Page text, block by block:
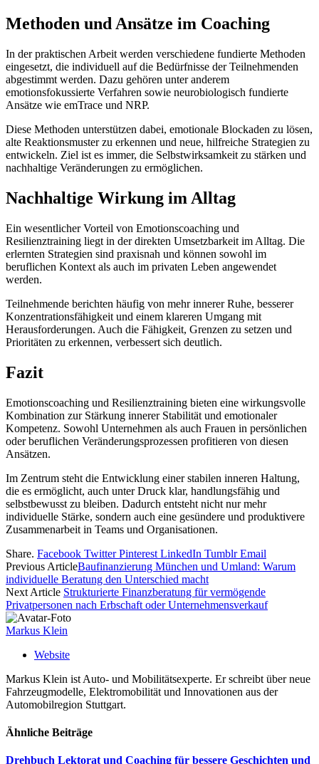
Methoden und Ansätze im Coaching
In der praktischen Arbeit werden verschiedene fundierte Methoden
eingesetzt, die individuell auf die Bedürfnisse der Teilnehmenden
abgestimmt werden. Dazu gehören unter anderem
emotionsfokussierte Verfahren sowie neurobiologisch fundierte
Ansätze wie emTrace und NRP.
Diese Methoden unterstützen dabei, emotionale Blockaden zu lösen,
alte Reaktionsmuster zu erkennen und neue, hilfreiche Strategien zu
entwickeln. Ziel ist es immer, die Selbstwirksamkeit zu stärken und
nachhaltige Veränderungen zu ermöglichen.
Nachhaltige Wirkung im Alltag
Ein wesentlicher Vorteil von Emotionscoaching und
Resilienztraining liegt in der direkten Umsetzbarkeit im Alltag. Die
erlernten Strategien sind praxisnah und können sowohl im
beruflichen Kontext als auch im privaten Leben angewendet
werden.
Teilnehmende berichten häufig von mehr innerer Ruhe, besserer
Konzentrationsfähigkeit und einem klareren Umgang mit
Herausforderungen. Auch die Fähigkeit, Grenzen zu setzen und
Prioritäten zu erkennen, verbessert sich deutlich.
Fazit
Emotionscoaching und Resilienztraining bieten eine wirkungsvolle
Kombination zur Stärkung innerer Stabilität und emotionaler
Kompetenz. Sowohl Unternehmen als auch Frauen in persönlichen
oder beruflichen Veränderungsprozessen profitieren von diesen
Ansätzen.
Im Zentrum steht die Entwicklung einer stabilen inneren Haltung,
die es ermöglicht, auch unter Druck klar, handlungsfähig und
selbstbewusst zu bleiben. Dadurch entsteht nicht nur mehr
individuelle Stärke, sondern auch eine gesündere und produktivere
Zusammenarbeit in Teams und Organisationen.
Share. Facebook Twitter Pinterest LinkedIn Tumblr Email
Previous ArticleBaufinanzierung München und Umland: Warum
individuelle Beratung den Unterschied macht
Next Article Strukturierte Finanzberatung für vermögende
Privatpersonen nach Erbschaft oder Unternehmensverkauf
Markus Klein
Website
Markus Klein ist Auto- und Mobilitätsexperte. Er schreibt über neue
Fahrzeugmodelle, Elektromobilität und Innovationen aus der
Automobilregion Stuttgart.
Ähnliche Beiträge
Drehbuch Lektorat und Coaching für bessere Geschichten und